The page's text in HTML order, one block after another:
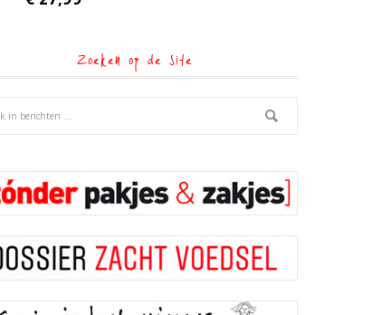
Zoeken op de site